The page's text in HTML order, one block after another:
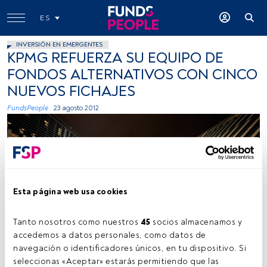
Esta página web usa cookies
Tanto nosotros como nuestros 45 socios almacenamos y
accedemos a datos personales, como datos de
navegación o identificadores únicos, en tu dispositivo. Si
seleccionas «Aceptar» estarás permitiendo que las
ES
INVERSIÓN EN EMERGENTES
KPMG REFUERZA SU EQUIPO DE
FONDOS ALTERNATIVOS CON CINCO
NUEVOS FICHAJES
FundsPeople . 23 agosto 2012
Tiempo lectura: 2 min.